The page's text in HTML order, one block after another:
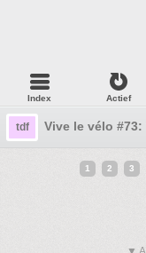
Index Actief
tdf Vive le vélo #73:
1 2 3